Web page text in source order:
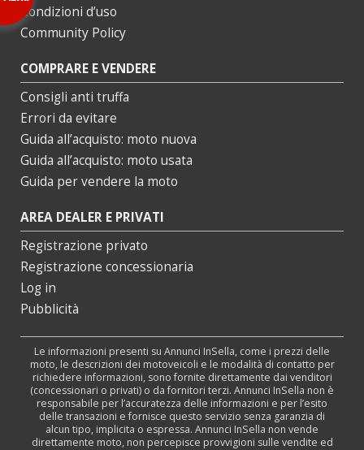
Condizioni d’uso
Community Policy
COMPRARE E VENDERE
Consigli anti truffa
Errori da evitare
Guida all’acquisto: moto nuova
Guida all’acquisto: moto usata
Guida per vendere la moto
AREA DEALER E PRIVATI
Registrazione privato
Registrazione concessionaria
Log in
Pubblicità
Le informazioni presenti su Annunci InSella, come i prezzi delle
moto, le descrizioni dei motoveicoli e le modalità di contatto per
richiedere informazioni, sono fornite direttamente dai venditori
(concessionari o privati) o da fornitori terzi. Annunci InSella non è
responsabile per l’accuratezza delle informazioni e per l’esito
delle transazioni e fornisce questo servizio senza garanzia di
alcun tipo, implicita o espressa. Annunci InSella non vende
direttamente moto, non percepisce provvigioni sulle vendite ed